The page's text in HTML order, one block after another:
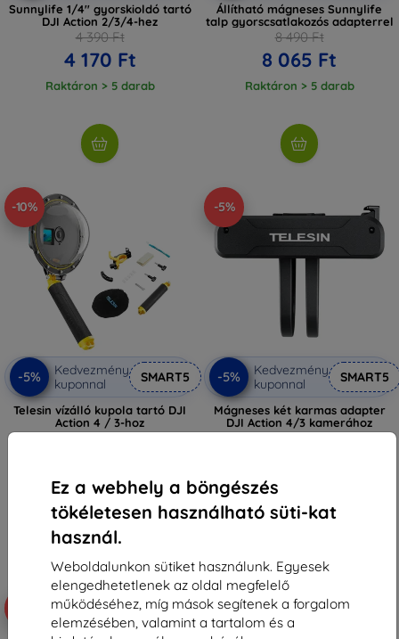
Ez a webhely a böngészés
tökéletesen használható süti-kat
használ.
Weboldalunkon sütiket használunk. Egyesek
elengedhetetlenek az oldal megfelelő
működéséhez, míg mások segítenek a forgalom
elemzésében, valamint a tartalom és a
Sunnylife 1/4'' gyorskioldó tartó
DJI Action 2/3/4-hez
4 390 Ft
4 170 Ft
Raktáron > 5 darab
Állítható mágneses Sunnylife
talp gyorscsatlakozós adapterrel
8 490 Ft
8 065 Ft
Raktáron > 5 darab
-10%
-5%
Kedvezmény
kuponnal
SMART5
Telesin vízálló kupola tartó DJI
Action 4 / 3-hoz
16 090 Ft
Utolsó darab raktáron
-5%
-5%
Kedvezmény
kuponnal
SMART5
Mágneses két karmas adapter
DJI Action 4/3 kamerához
3 990 Ft
Raktáron > 5 darab